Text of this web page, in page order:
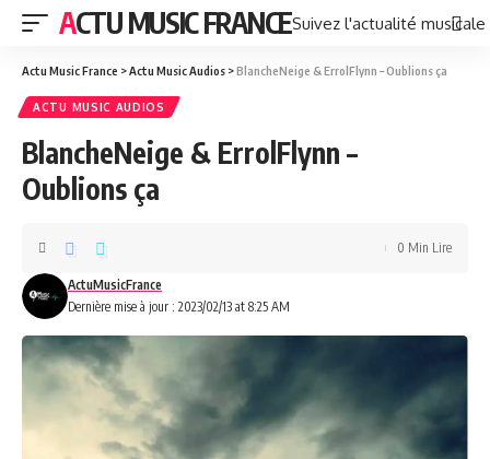
ACTU MUSIC FRANCESuivez l'actualité
Actu Music France >Actu Music Audios >BlancheNeige & ErrolFlynn – Oublions ça
ACTU MUSIC AUDIOS
BlancheNeige & ErrolFlynn –
Oublions ça
Dernière mise à jour : 2023/02/13 at 8:25 AM
ActuMusicFrance
0 Min Lire